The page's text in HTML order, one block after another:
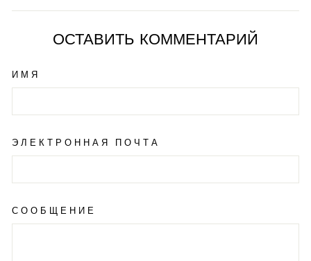
Pinterest
ОСТАВИТЬ КОММЕНТАРИЙ
ИМЯ
ЭЛЕКТРОННАЯ ПОЧТА
СООБЩЕНИЕ